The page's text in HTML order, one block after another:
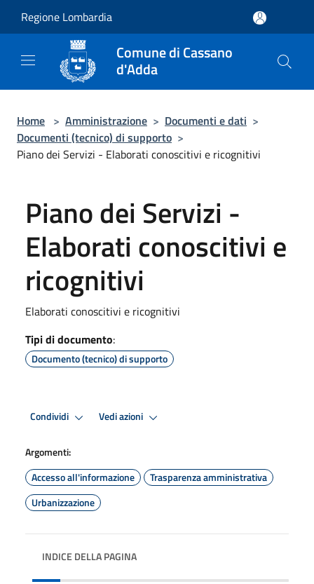
Regione Lombardia
Comune di Cassano
d'Adda
Home > Amministrazione > Documenti e dati >
Documenti (tecnico) di supporto >
Piano dei Servizi - Elaborati conoscitivi e ricognitivi
Piano dei Servizi -
Elaborati conoscitivi e
ricognitivi
Elaborati conoscitivi e ricognitivi
Tipi di documento:
Documento (tecnico) di supporto
Condividi Vedi azioni
Argomenti:
Accesso all'informazione
Trasparenza amministrativa
Urbanizzazione
INDICE DELLA PAGINA